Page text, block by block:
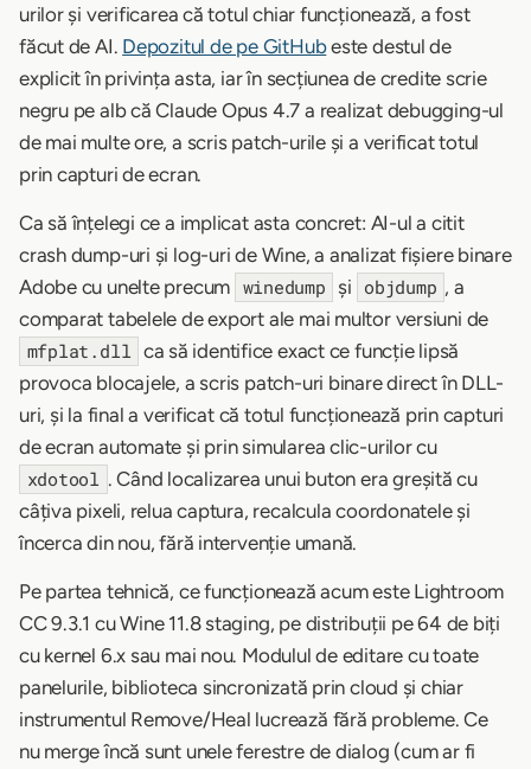
urilor și verificarea că totul chiar funcționează, a fost
făcut de AI. Depozitul de pe GitHubeste destul de
explicit în privința asta, iar în secțiunea de credite scrie
negru pe alb că Claude Opus 4.7 a realizat debugging-ul
de mai multe ore, a scris patch-urile și a verificat totul
prin capturi de ecran.
Ca să înțelegi ce a implicat asta concret: AI-ul a citit
crash dump-uri și log-uri de Wine, a analizat fișiere binare
Adobe cu unelte precum winedump și objdump , a
comparat tabelele de export ale mai multor versiuni de
mfplat.dll ca să identifice exact ce funcție lipsă
provoca blocajele, a scris patch-uri binare direct în DLL-
uri, și la final a verificat că totul funcționează prin capturi
de ecran automate și prin simularea clic-urilor cu
xdotool . Când localizarea unui buton era greșită cu
câțiva pixeli, relua captura, recalcula coordonatele și
încerca din nou, fără intervenție umană.
Pe partea tehnică, ce funcționează acum este Lightroom
CC 9.3.1 cu Wine 11.8 staging, pe distribuții pe 64 de biți
cu kernel 6.x sau mai nou. Modulul de editare cu toate
panelurile, biblioteca sincronizată prin cloud și chiar
instrumentul Remove/Heal lucrează fără probleme. Ce
nu merge încă sunt unele ferestre de dialog (cum ar fi